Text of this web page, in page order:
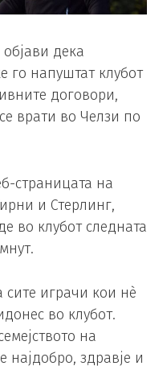
дека
напуштат клубот
договори,
врати во Челзи по
страницата на
и Стерлинг,
во клубот следната
сите играчи кои нè
во клубот.
на
најдобро, здравје и